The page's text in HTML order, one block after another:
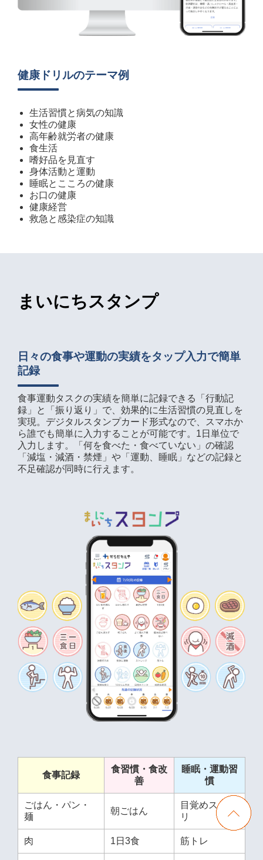
健康ドリルのテーマ例
生活習慣と病気の知識
女性の健康
高年齢就労者の健康
食生活
嗜好品を見直す
身体活動と運動
睡眠とこころの健康
お口の健康
健康経営
救急と感染症の知識
まいにちスタンプ
日々の食事や運動の実績をタップ入力で簡単
記録
食事運動タスクの実績を簡単に記録できる「行動記
録」と「振り返り」で、効果的に生活習慣の見直しを
実現。デジタルスタンプカード形式なので、スマホか
ら誰でも簡単に入力することが可能です。1日単位で
入力します。「何を食べた・食べていない」の確認
「減塩・減酒・禁煙」や「運動、睡眠」などの記録と
不足確認が同時に行えます。
食事記録
食習慣・食改
善
睡眠・運動習
慣
ごはん・パン・
麺
朝ごはん
目覚めスッキ
リ
肉 1日3食 筋トレ